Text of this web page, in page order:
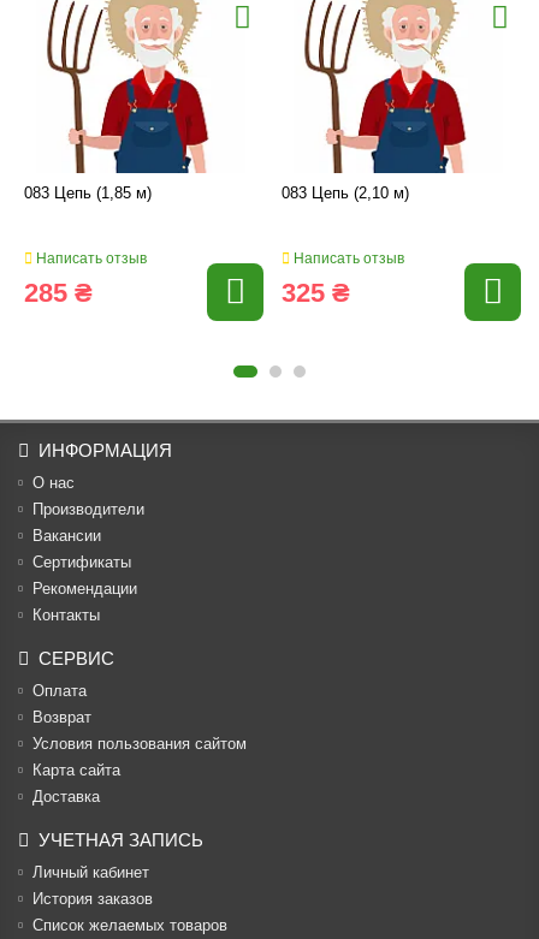
083 Цепь (1,85 м)
Написать отзыв
285 ₴
083 Цепь (2,10 м)
Написать отзыв
325 ₴
ИНФОРМАЦИЯ
О нас
Производители
Вакансии
Cертификаты
Рекомендации
Контакты
СЕРВИС
Оплата
Возврат
Условия пользования сайтом
Карта сайта
Доставка
УЧЕТНАЯ ЗАПИСЬ
Личный кабинет
История заказов
Список желаемых товаров